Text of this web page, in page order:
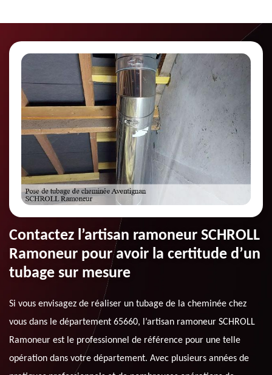
Contactez l’artisan ramoneur SCHROLL
Ramoneur pour avoir la certitude d’un
tubage sur mesure
Si vous envisagez de réaliser un tubage de la cheminée chez
vous dans le département 65660, l’artisan ramoneur SCHROLL
Ramoneur est le professionnel de référence pour une telle
opération dans votre département. Avec plusieurs années de